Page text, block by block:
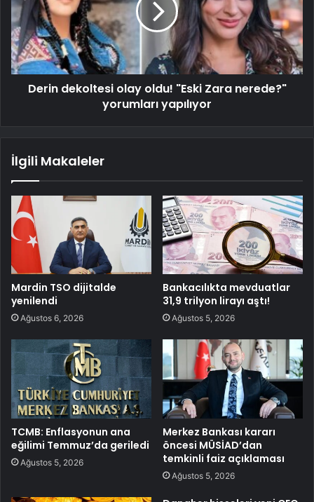
Derin dekoltesi olay oldu! "Eski Zara nerede?"
yorumları yapılıyor
İlgili Makaleler
Mardin TSO dijitalde
yenilendi
Ağustos 6, 2026
Bankacılıkta mevduatlar
31,9 trilyon lirayı aştı!
Ağustos 5, 2026
TCMB: Enflasyonun ana
eğilimi Temmuz’da geriledi
Ağustos 5, 2026
Merkez Bankası kararı
öncesi MÜSİAD’dan
temkinli faiz açıklaması
Ağustos 5, 2026